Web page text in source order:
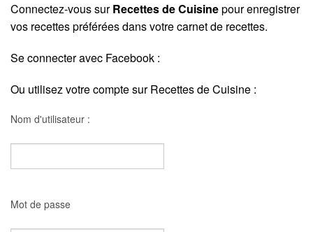
Connectez-vous surRecettes de Cuisinepour enregistrer
vos recettes préférées dans votre carnet de recettes.
Se connecter avec Facebook :
Ou utilisez votre compte sur Recettes de Cuisine :
Nom d'utilisateur :
Mot de passe